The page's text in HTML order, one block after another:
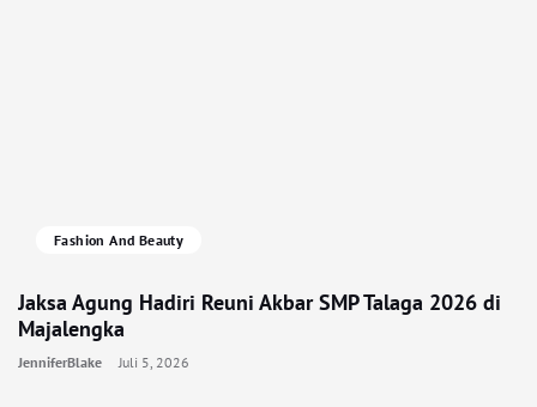
Fashion And Beauty
Jaksa Agung Hadiri Reuni Akbar SMP Talaga 2026 di
Majalengka
JenniferBlake Juli 5, 2026